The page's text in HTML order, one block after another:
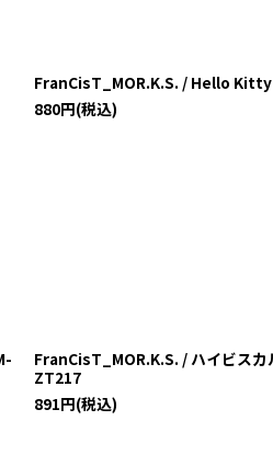
FranCisT_MOR.K.S. / Hello
880円(税込)
FranCisT_MOR.K.S. / ハイビス
ZT217
891円(税込)